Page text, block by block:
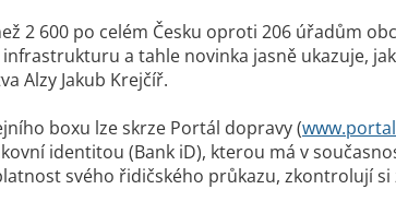
2 600 po celém Česku oproti 206 úřadům
a tahle novinka jasně ukazuje,
Alzy Jakub Krejčíř.
boxu lze skrze Portál dopravy (
identitou (Bank iD), kterou má v
svého řidičského průkazu, zkontrolují